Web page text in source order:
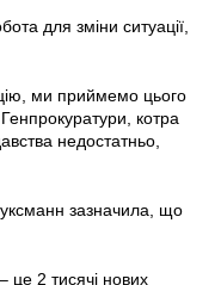
для зміни ситуації,
ми приймемо цього
котра
недостатньо,
зазначила, що
це 2 тисячі нових